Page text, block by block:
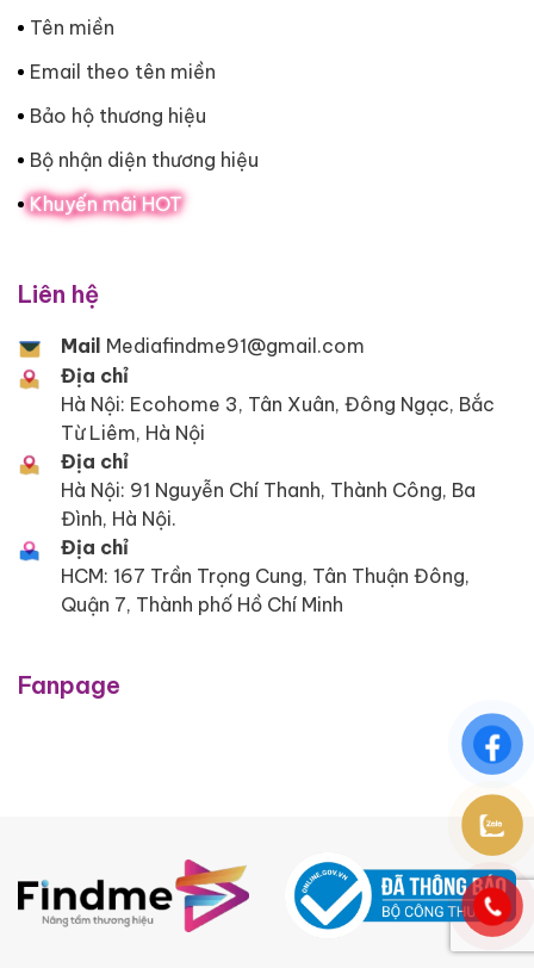
Tên miền
Email theo tên miền
Bảo hộ thương hiệu
Bộ nhận diện thương hiệu
Khuyến mãi HOT
Liên hệ
Mail Mediafindme91@gmail.com
Địa chỉ
Hà Nội: Ecohome 3, Tân Xuân, Đông Ngạc, Bắc
Từ Liêm, Hà Nội
Địa chỉ
Hà Nội: 91 Nguyễn Chí Thanh, Thành Công, Ba
Đình, Hà Nội.
Địa chỉ
HCM: 167 Trần Trọng Cung, Tân Thuận Đông,
Quận 7, Thành phố Hồ Chí Minh
Fanpage